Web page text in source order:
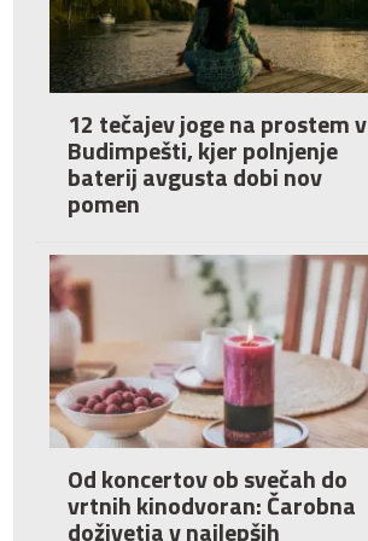
12 tečajev joge na prostem v
Budimpešti, kjer polnjenje
baterij avgusta dobi nov
pomen
Od koncertov ob svečah do
vrtnih kinodvoran: Čarobna
doživetja v najlepših